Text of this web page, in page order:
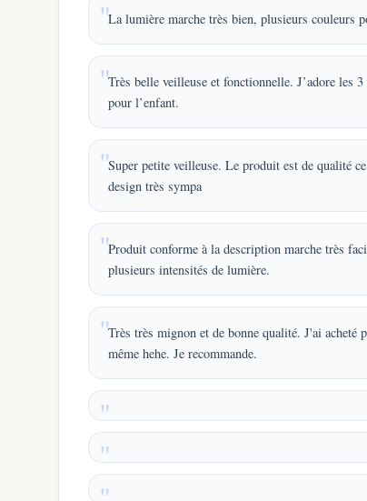
La lumière marche très bien, plusieurs couleurs
Très belle veilleuse et fonctionnelle. J’adore les
pour l’enfant.
Super petite veilleuse. Le produit est de qualité
design très sympa
Produit conforme à la description marche très
plusieurs intensités de lumière.
Très très mignon et de bonne qualité. J'ai
même hehe. Je recommande.